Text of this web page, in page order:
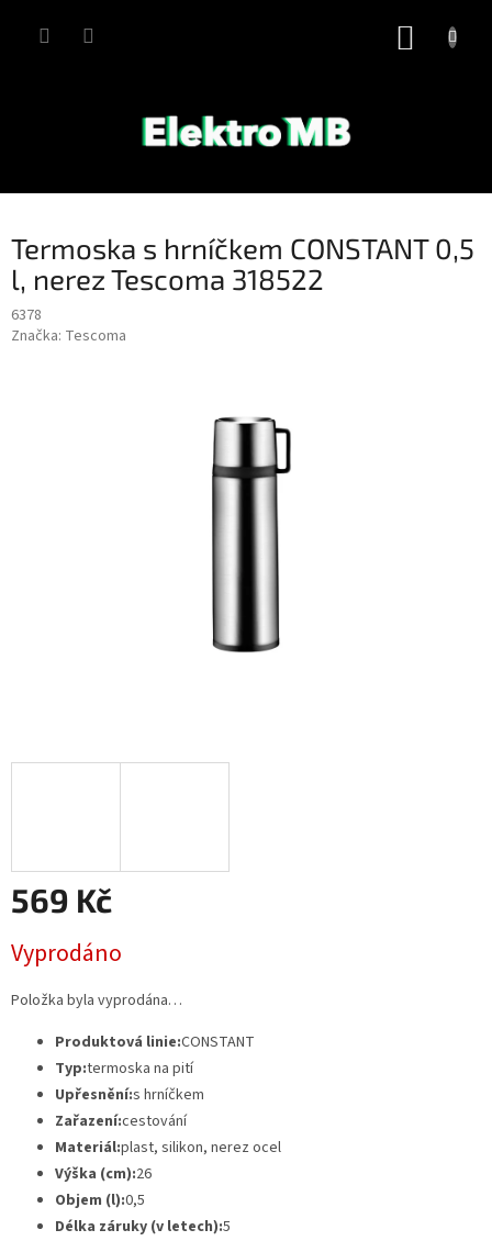
Termoska s hrníčkem CONSTANT 0,5
l, nerez Tescoma 318522
6378
Značka: Tescoma
569 Kč
cena:
Vyprodáno
Položka byla vyprodána…
Produktová linie:CONSTANT
Typ:termoska na pití
Upřesnění:s hrníčkem
Zařazení:cestování
Materiál:plast, silikon, nerez ocel
Výška (cm):26
Objem (l):0,5
Délka záruky (v letech):5